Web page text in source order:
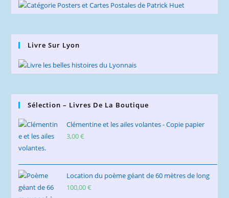
Livre Sur Lyon
Sélection – Livres De La Boutique
Clémentine et les ailes volantes - Copie papier
3,00€
Location du poème géant de 60 mètres de long
100,00€